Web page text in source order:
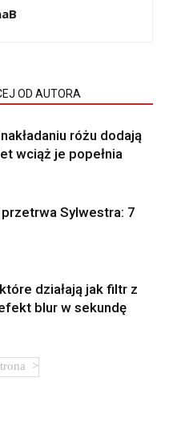
OD AUTORA
różu dodają
wciąż je popełnia
Sylwestra: 7
działają jak filtr z
blur w sekundę